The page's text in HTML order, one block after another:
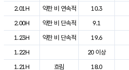
2.01H
약한 비 연속적 10.3
2.00H
약한 비 단속적 9.1
1.23H
약한 비 단속적 19.6
1.22H
20 이상
1.21H
흐림 18.0